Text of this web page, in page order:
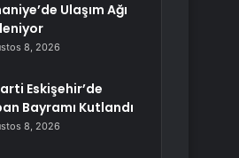
Ulaşım Ağı
8, 2026
Eskişehir’de
Bayramı Kutlandı
8, 2026